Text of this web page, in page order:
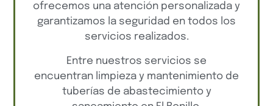
ofrecemos una atención personalizada y
garantizamos la seguridad en todos los
servicios realizados.
Entre nuestros servicios se
encuentran limpieza y mantenimiento de
tuberías de abastecimiento y